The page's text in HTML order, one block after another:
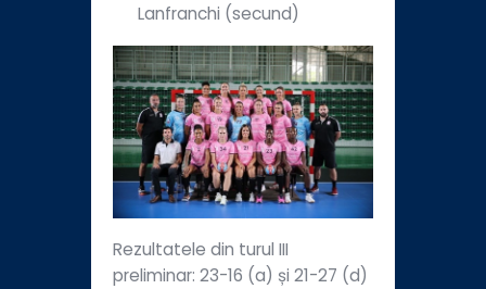
Lanfranchi (secund)
Rezultatele din turul III
preliminar: 23-16 (a) și 21-27 (d)